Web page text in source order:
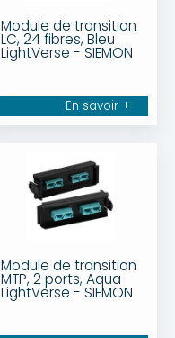
Module de transition
LC, 24 fibres, Bleu
LightVerse - SIEMON
En savoir +
Module de transition
MTP, 2 ports, Aqua
LightVerse - SIEMON